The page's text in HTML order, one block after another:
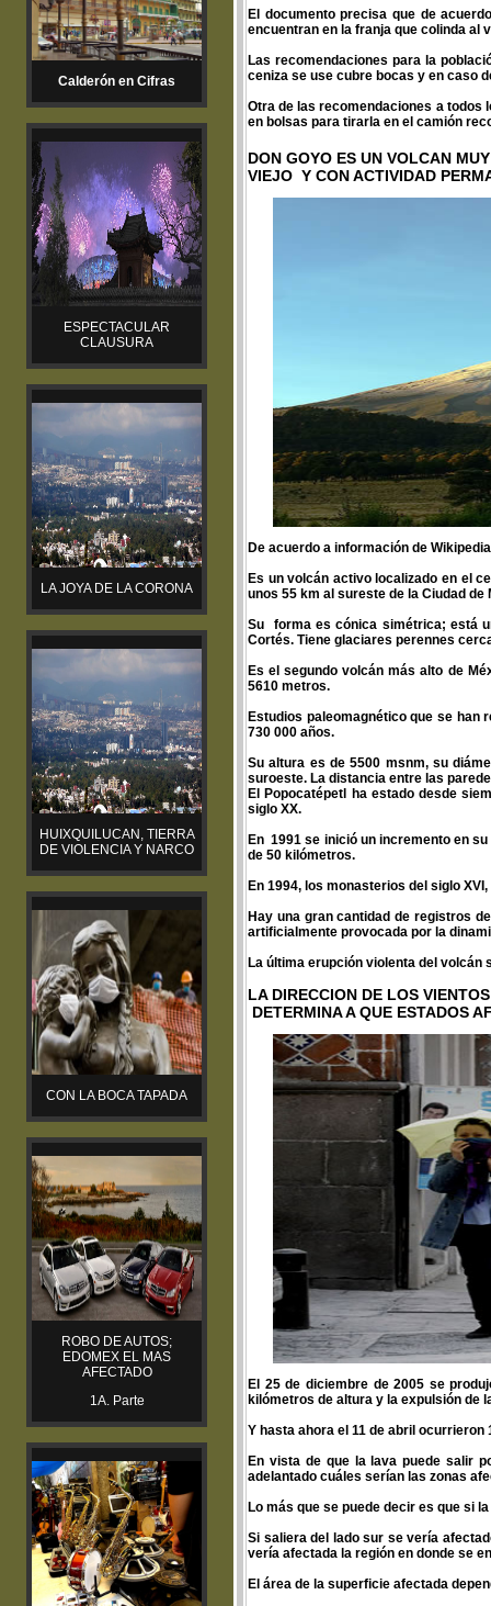
Calderón en Cifras
ESPECTACULAR
CLAUSURA
LA JOYA DE LA CORONA
HUIXQUILUCAN, TIERRA
DE VIOLENCIA Y NARCO
CON LA BOCA TAPADA
ROBO DE AUTOS;
EDOMEX EL MAS
AFECTADO
1A. Parte
El documento precisa que de
encuentran en la franja que colinda al
Las recomendaciones para la
ceniza se use cubre bocas y en caso
Otra de las recomendaciones a todos
en bolsas para tirarla en el camión
DON GOYO ES UN VOLCAN MUY
VIEJO Y CON ACTIVIDAD
De acuerdo a información de
Es un volcán activo localizado en el
unos 55 km al sureste de la Ciudad de
Su forma es cónica simétrica; está
Cortés. Tiene glaciares perennes
Es el segundo volcán más alto de
5610 metros.
Estudios paleomagnético que se han
730 000 años.
Su altura es de 5500 msnm, su
suroeste. La distancia entre las
El Popocatépetl ha estado desde
siglo XX.
En 1991 se inició un incremento en
de 50 kilómetros.
En 1994, los monasterios del siglo
Hay una gran cantidad de registros
artificialmente provocada por la
La última erupción violenta del volcán
LA DIRECCION DE LOS VIENTOS
DETERMINA A QUE ESTADOS
El 25 de diciembre de 2005 se
kilómetros de altura y la expulsión de
Y hasta ahora el 11 de abril
En vista de que la lava puede salir
adelantado cuáles serían las zonas
Lo más que se puede decir es que si
Si saliera del lado sur se vería
vería afectada la región en donde se
El área de la superficie afectada